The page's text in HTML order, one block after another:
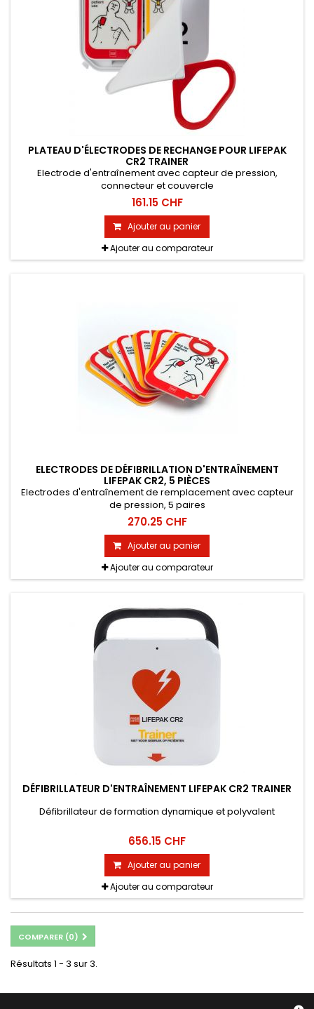
PLATEAU D'ÉLECTRODES DE RECHANGE POUR LIFEPAK
CR2 TRAINER
Electrode d'entraînement avec capteur de pression,
connecteur et couvercle
161.15 CHF
Ajouter au panier
Ajouter au comparateur
ELECTRODES DE DÉFIBRILLATION D'ENTRAÎNEMENT
LIFEPAK CR2, 5 PIÈCES
Electrodes d'entraînement de remplacement avec capteur
de pression, 5 paires
270.25 CHF
Ajouter au panier
Ajouter au comparateur
DÉFIBRILLATEUR D'ENTRAÎNEMENT LIFEPAK CR2 TRAINER
Défibrillateur de formation dynamique et polyvalent
656.15 CHF
Ajouter au panier
Ajouter au comparateur
COMPARER (0)
Résultats 1 - 3 sur 3.